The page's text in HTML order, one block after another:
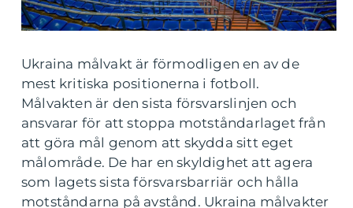
Ukraina målvakt är förmodligen en av de
mest kritiska positionerna i fotboll.
Målvakten är den sista försvarslinjen och
ansvarar för att stoppa motståndarlaget från
att göra mål genom att skydda sitt eget
målområde. De har en skyldighet att agera
som lagets sista försvarsbarriär och hålla
motståndarna på avstånd. Ukraina målvakter